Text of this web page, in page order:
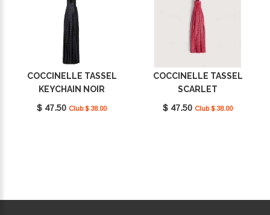
COCCINELLE TASSEL
KEYCHAIN NOIR
E2MU0410101001
$ 47.50 Club $ 38.00
COCCINELLE TASSEL
SCARLET
E2MU0410101_R02
$ 47.50 Club $ 38.00